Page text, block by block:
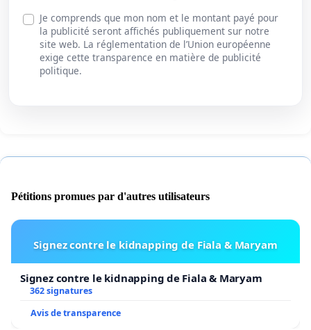
Je comprends que mon nom et le montant payé pour
la publicité seront affichés publiquement sur notre
site web. La réglementation de l’Union européenne
exige cette transparence en matière de publicité
politique.
Pétitions promues par d'autres utilisateurs
Signez contre le kidnapping de Fiala & Maryam
Signez contre le kidnapping de Fiala & Maryam
362 signatures
Avis de transparence